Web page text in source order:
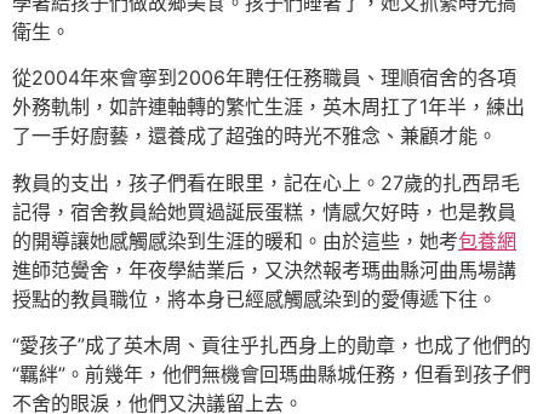
衛生。
從2004年來會寧到2006年聘任任務職員、理順宿舍的各項
外務軌制，如許連軸轉的繁忙生涯，英木周扛了1年半，練出
了一手好廚藝，還養成了超強的時光不雅念、兼顧才能。
教員的支出，孩子們看在眼里，記在心上。27歲的扎西昂毛
記得，宿舍教員給她買過誕辰蛋糕，情感欠好時，也是教員
的開導讓她感觸感染到生涯的暖和。由於這些，她考包養網
進師范黌舍，年夜學結業后，又決然報考瑪曲縣河曲馬場講
授點的教員職位，將本身已經感觸感染到的愛傳遞下往。
“愛孩子”成了英木周、貢往乎扎西身上的勛章，也成了他們的
“羈絆”。前幾年，他們無機會回瑪曲縣城任務，但看到孩子們
不舍的眼淚，他們又決議留上去。